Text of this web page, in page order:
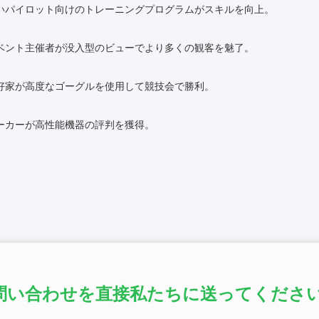
パイロット向けのトレーニングプログラムがスキルを向上。
ント主催者が没入型のビューでより多くの観客を魅了。
家が高度なゴーグルを使用して競技会で勝利。
カーが高性能機器の評判を獲得。
い合わせを直接私たちに送ってくださ